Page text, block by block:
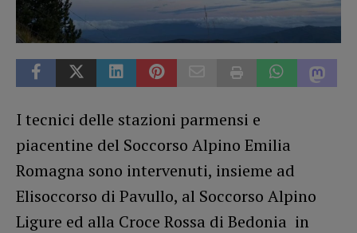
I tecnici delle stazioni parmensi e
piacentine del Soccorso Alpino Emilia
Romagna sono intervenuti, insieme ad
Elisoccorso di Pavullo, al Soccorso Alpino
Ligure ed alla Croce Rossa di Bedonia in